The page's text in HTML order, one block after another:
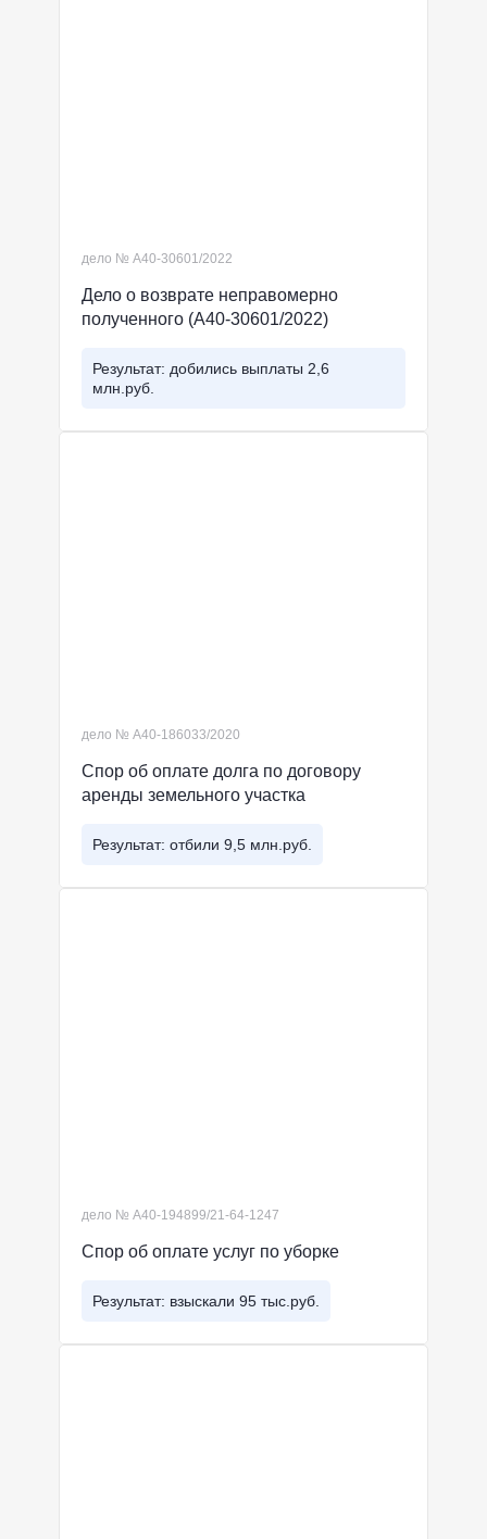
дело № А40-30601/2022
Дело о возврате неправомерно
полученного (А40-30601/2022)
Результат: добились выплаты 2,6
млн.руб.
дело № А40-186033/2020
Спор об оплате долга по договору
аренды земельного участка
Результат: отбили 9,5 млн.руб.
дело № А40-194899/21-64-1247
Спор об оплате услуг по уборке
Результат: взыскали 95 тыс.руб.